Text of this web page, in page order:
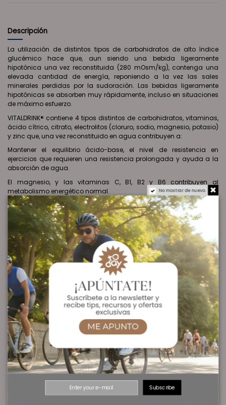
Descripción
La utilización de distintos tipos de carbohidratos de alto índice
glucémico hace que, aun siendo una bebida ligeramente
hipotónica una vez reconstituida (280 mOsm/kg), contenga una
elevada cantidad de energía, reponiendo a la vez las sales
minerales perdidas por la sudoración. Las bebidas ligeramente
hipotónicas se absorben muy rápidamente, incluso en situaciones
de máximo esfuerzo.
VITALDRINK® contiene 4 tipos distintos de carbohidratos, vitaminas,
ácido cítrico, citrato, electrolitos (cloruro, sodio, magnesio, potasio)
y zinc que, una vez reconstituido en agua contribuyen a:
Mantener el equilibrio ácido-base, el nivel de resistencia en
ejercicios que requieren una resistencia prolongada y ayuda a la
absorción de agua.
El magnesio, y las vitaminas C, B1, B2 y B6 contribuyen al
metabolismo energético normal.
Las vitaminas C, E y B2 y el zinc contribuyen a la protección de las
células frente al daño oxidativo.
El magnesio contribuye al funcionamiento normal de los músculos
y la vitamina B1 al funcionamiento normal del corazón.
Contenido en sodio: 1.300 mg por cada 100 g de producto.
Ver Oferta en Amazon
INGREDIENTES:
NARANJA:
Sacarosa, dextrosa, maltodextrina, citrato de sodio, aroma de
naranja, acidulante: ácido cítrico, almidón modificado
enzimaticamente (amilopectina), citrato de potasio, cloruro de
sodio, carbonato magnésico, colorante: caroteno, ácido L-
ascórbico, sulfato de zinc, acetato de DL-alfa-tocoferilo, piridoxina
clorhidrato, clorhidrato de tiamina, riboflavina.
Sacarosa, dextrosa, maltodextrina, citrato de sodio, aroma de
No mostrar de nuevo.
Subscribe